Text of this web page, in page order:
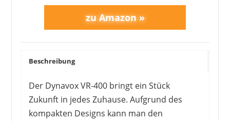
JUSON AUDIO
Beschreibung
Der Dynavox VR-400 bringt ein Stück
Zukunft in jedes Zuhause. Aufgrund des
kompakten Designs kann man den